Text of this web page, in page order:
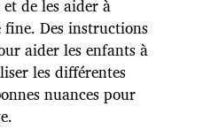
de les aider à
Des instructions
aider les enfants à
les différentes
nuances pour